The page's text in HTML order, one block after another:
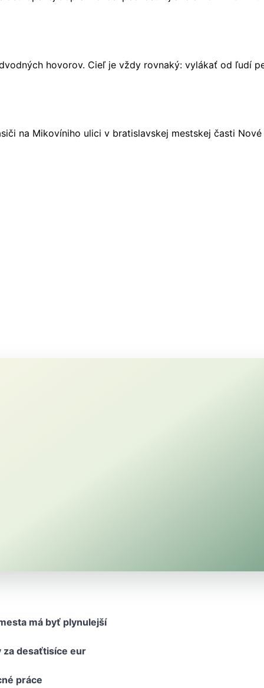
hovorov. Cieľ je vždy rovnaký: vylákať od ľudí
na Mikovíniho ulici v bratislavskej mestskej časti
má byť plynulejší
za desaťtisíce eur
práce